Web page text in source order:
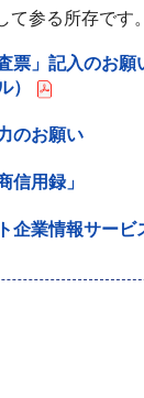
参る所存です。
票」記入のお
）
のお願い
信用録」
企業情報サービ